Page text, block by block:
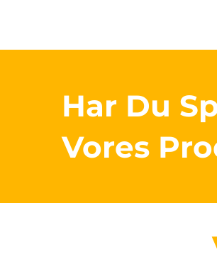
Har Du
Vores